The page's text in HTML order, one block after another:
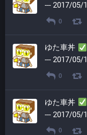
--- 2017/05/
0
ゆた車丼
--- 2017/05/
0
ゆた車丼
--- 2017/05/
0